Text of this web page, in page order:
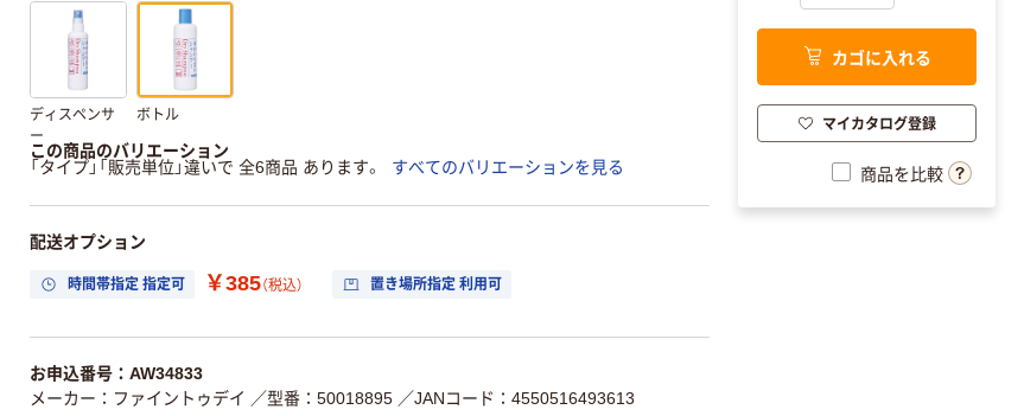
ディスペンサ
ー
ボトル
この商品のバリエーション
「タイプ」「販売単位」違いで 全6商品 あります。
すべてのバリエーションを見る
配送オプション
時間帯指定 指定可 ￥385（税込） 置き場所指定 利用可
お申込番号：AW34833
メーカー：ファイントゥデイ ／型番：50018895 ／JANコード：4550516493613
カゴに入れる
マイカタログ登録
商品を比較